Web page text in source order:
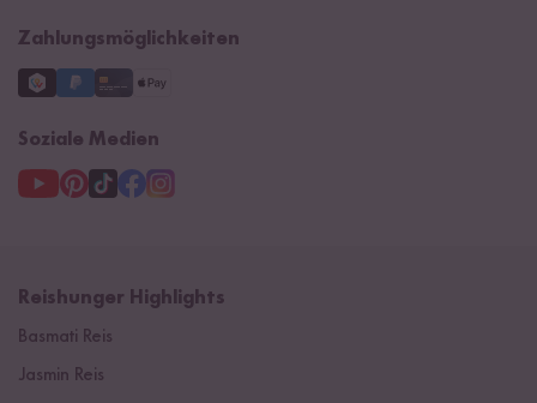
Zahlungsmöglichkeiten
Soziale Medien
Reishunger Highlights
Basmati Reis
Jasmin Reis